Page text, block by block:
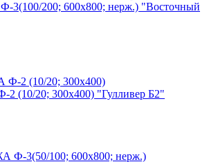
200; 600х800; нерж.) "Восточный
20; 300х400) "Гулливер Б2"